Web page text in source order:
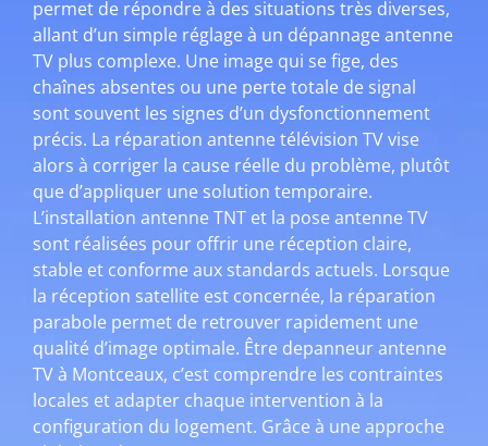
permet de répondre à des situations très diverses,
allant d’un simple réglage à un dépannage antenne
TV plus complexe. Une image qui se fige, des
chaînes absentes ou une perte totale de signal
sont souvent les signes d’un dysfonctionnement
précis. La réparation antenne télévision TV vise
alors à corriger la cause réelle du problème, plutôt
que d’appliquer une solution temporaire.
L’installation antenne TNT et la pose antenne TV
sont réalisées pour offrir une réception claire,
stable et conforme aux standards actuels. Lorsque
la réception satellite est concernée, la réparation
parabole permet de retrouver rapidement une
qualité d’image optimale. Être depanneur antenne
TV à Montceaux, c’est comprendre les contraintes
locales et adapter chaque intervention à la
configuration du logement. Grâce à une approche